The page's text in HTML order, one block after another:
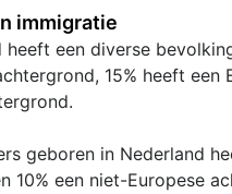
immigratie
heeft een diverse
15% heeft
geboren in Nederland
10% een niet-Europese